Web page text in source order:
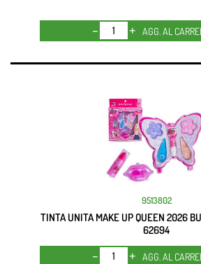
Quantità
AGG. AL
9513802
TINTA UNITA MAKE UP QUEEN 2026
62694
Quantità
AGG. AL